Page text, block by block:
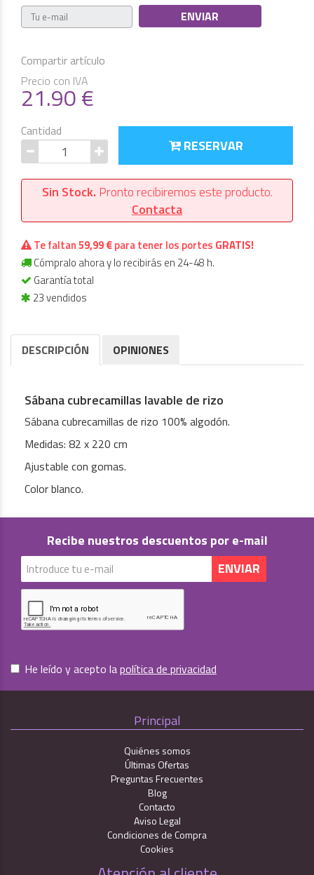
Compartir artículo
Precio con IVA
21.90€
Cantidad
RESERVAR
Sin Stock. Pronto recibiremos este producto.
Contacta
Te faltan59,99 €para tener los portes GRATIS!
Cómpralo ahora y lo recibirás en 24-48 h.
Garantía total
23 vendidos
DESCRIPCIÓN OPINIONES
Sábana cubrecamillas lavable de rizo
Sábana cubrecamillas de rizo 100% algodón.
Medidas: 82 x 220 cm
Ajustable con gomas.
Color blanco.
Recibe nuestros descuentos por e-mail
He leído y acepto lapolítica de privacidad
Principal
Quiénes somos
Últimas Ofertas
Preguntas Frecuentes
Blog
Contacto
Aviso Legal
Condiciones de Compra
Cookies